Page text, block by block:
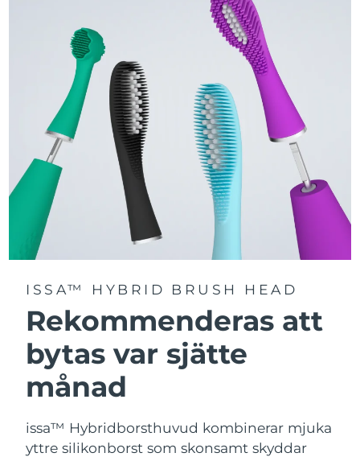
Sensitive – för en personligt anpassad rengöring.
Utrustad med avancerad Sonic Pulse-teknologi med
upp till 11 000 högfrekventa pulser per minut.
Få tillgång till personligt anpassade borstlägen via
FOREO For You-appen.
ISSA™ HYBRID BRUSH HEAD
Rekommenderas att
bytas var sjätte
månad
issa™ Hybridborsthuvud kombinerar mjuka
yttre silikonborst som skonsamt skyddar